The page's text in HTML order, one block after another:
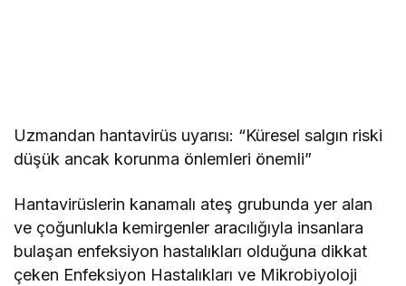
Uzmandan hantavirüs uyarısı: “Küresel salgın riski
düşük ancak korunma önlemleri önemli”
Hantavirüslerin kanamalı ateş grubunda yer alan
ve çoğunlukla kemirgenler aracılığıyla insanlara
bulaşan enfeksiyon hastalıkları olduğuna dikkat
çeken Enfeksiyon Hastalıkları ve Mikrobiyoloji